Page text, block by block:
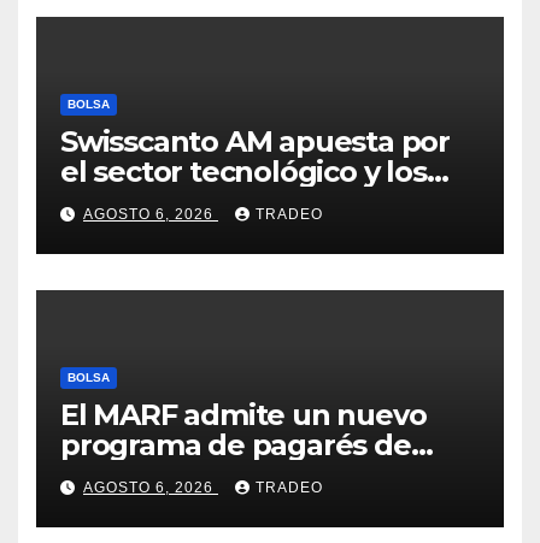
BOLSA
Swisscanto AM apuesta por
el sector tecnológico y los
valores cíclicos para ganar en
bolsa
AGOSTO 6, 2026 TRADEO
BOLSA
El MARF admite un nuevo
programa de pagarés de
Seresco por 20 millones de
euros
AGOSTO 6, 2026 TRADEO